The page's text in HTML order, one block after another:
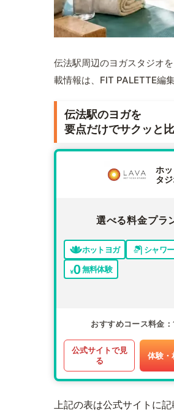
伝法駅周辺のヨガスタジオ
載情報は、FIT PALETTE編
伝法駅のヨガを
要点だけでサクッと
ホ
タ
選べる料金プラ
ホットヨガ
シャワー
無料体験
おすすめコース料金
公式サイトで見
る
体験・
上記の表は公式サイトに